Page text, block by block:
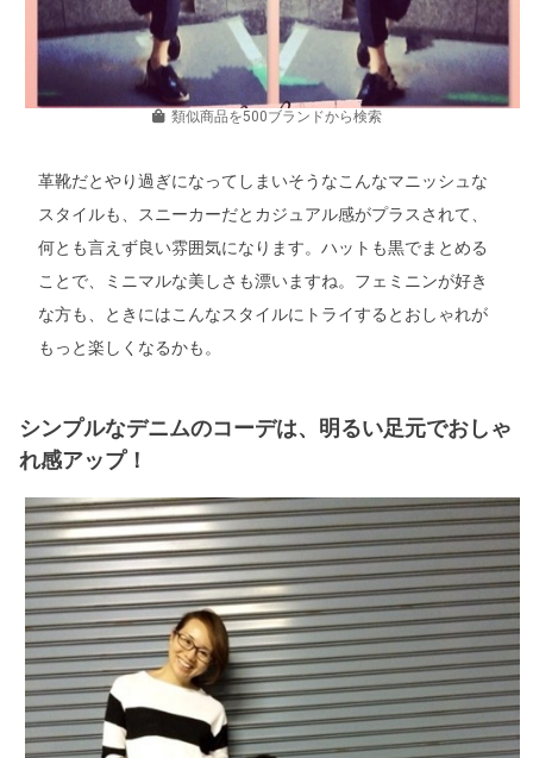
類似商品を500ブランドから検索
革靴だとやり過ぎになってしまいそうなこんなマニッシュな
スタイルも、スニーカーだとカジュアル感がプラスされて、
何とも言えず良い雰囲気になります。ハットも黒でまとめる
ことで、ミニマルな美しさも漂いますね。フェミニンが好き
な方も、ときにはこんなスタイルにトライするとおしゃれが
もっと楽しくなるかも。
シンプルなデニムのコーデは、明るい足元でおしゃ
れ感アップ！